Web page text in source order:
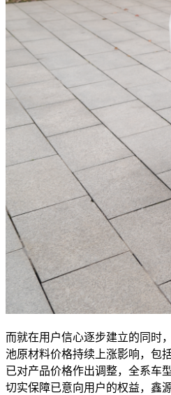
而就在用户信心逐步建立的同时
池原材料价格持续上涨影响，包
已对产品价格作出调整，全系车
切实保障已意向用户的权益，鑫